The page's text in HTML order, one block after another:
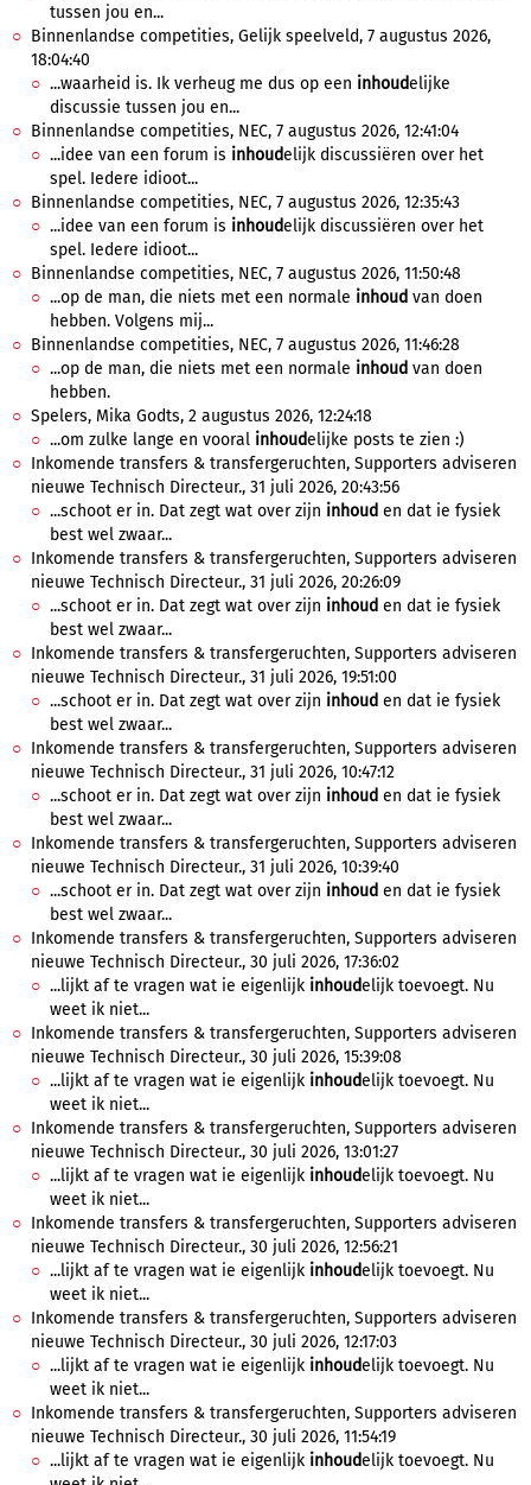
tussen jou en...
Binnenlandse competities, Gelijk speelveld, 7 augustus 2026,
18:04:40
...waarheid is. Ik verheug me dus op een inhoudelijke
discussie tussen jou en...
Binnenlandse competities, NEC, 7 augustus 2026, 12:41:04
...idee van een forum is inhoudelijk discussiëren over het
spel. Iedere idioot...
Binnenlandse competities, NEC, 7 augustus 2026, 12:35:43
...idee van een forum is inhoudelijk discussiëren over het
spel. Iedere idioot...
Binnenlandse competities, NEC, 7 augustus 2026, 11:50:48
...op de man, die niets met een normale inhoud van doen
hebben. Volgens mij...
Binnenlandse competities, NEC, 7 augustus 2026, 11:46:28
...op de man, die niets met een normale inhoud van doen
hebben.
Spelers, Mika Godts, 2 augustus 2026, 12:24:18
...om zulke lange en vooral inhoudelijke posts te zien :)
Inkomende transfers & transfergeruchten, Supporters adviseren
nieuwe Technisch Directeur., 31 juli 2026, 20:43:56
...schoot er in. Dat zegt wat over zijn inhoud en dat ie fysiek
best wel zwaar...
Inkomende transfers & transfergeruchten, Supporters adviseren
nieuwe Technisch Directeur., 31 juli 2026, 20:26:09
...schoot er in. Dat zegt wat over zijn inhoud en dat ie fysiek
best wel zwaar...
Inkomende transfers & transfergeruchten, Supporters adviseren
nieuwe Technisch Directeur., 31 juli 2026, 19:51:00
...schoot er in. Dat zegt wat over zijn inhoud en dat ie fysiek
best wel zwaar...
Inkomende transfers & transfergeruchten, Supporters adviseren
nieuwe Technisch Directeur., 31 juli 2026, 10:47:12
...schoot er in. Dat zegt wat over zijn inhoud en dat ie fysiek
best wel zwaar...
Inkomende transfers & transfergeruchten, Supporters adviseren
nieuwe Technisch Directeur., 31 juli 2026, 10:39:40
...schoot er in. Dat zegt wat over zijn inhoud en dat ie fysiek
best wel zwaar...
Inkomende transfers & transfergeruchten, Supporters adviseren
nieuwe Technisch Directeur., 30 juli 2026, 17:36:02
...lijkt af te vragen wat ie eigenlijk inhoudelijk toevoegt. Nu
weet ik niet...
Inkomende transfers & transfergeruchten, Supporters adviseren
nieuwe Technisch Directeur., 30 juli 2026, 15:39:08
...lijkt af te vragen wat ie eigenlijk inhoudelijk toevoegt. Nu
weet ik niet...
Inkomende transfers & transfergeruchten, Supporters adviseren
nieuwe Technisch Directeur., 30 juli 2026, 13:01:27
...lijkt af te vragen wat ie eigenlijk inhoudelijk toevoegt. Nu
weet ik niet...
Inkomende transfers & transfergeruchten, Supporters adviseren
nieuwe Technisch Directeur., 30 juli 2026, 12:56:21
...lijkt af te vragen wat ie eigenlijk inhoudelijk toevoegt. Nu
weet ik niet...
Inkomende transfers & transfergeruchten, Supporters adviseren
nieuwe Technisch Directeur., 30 juli 2026, 12:17:03
...lijkt af te vragen wat ie eigenlijk inhoudelijk toevoegt. Nu
weet ik niet...
Inkomende transfers & transfergeruchten, Supporters adviseren
nieuwe Technisch Directeur., 30 juli 2026, 11:54:19
...lijkt af te vragen wat ie eigenlijk inhoudelijk toevoegt. Nu